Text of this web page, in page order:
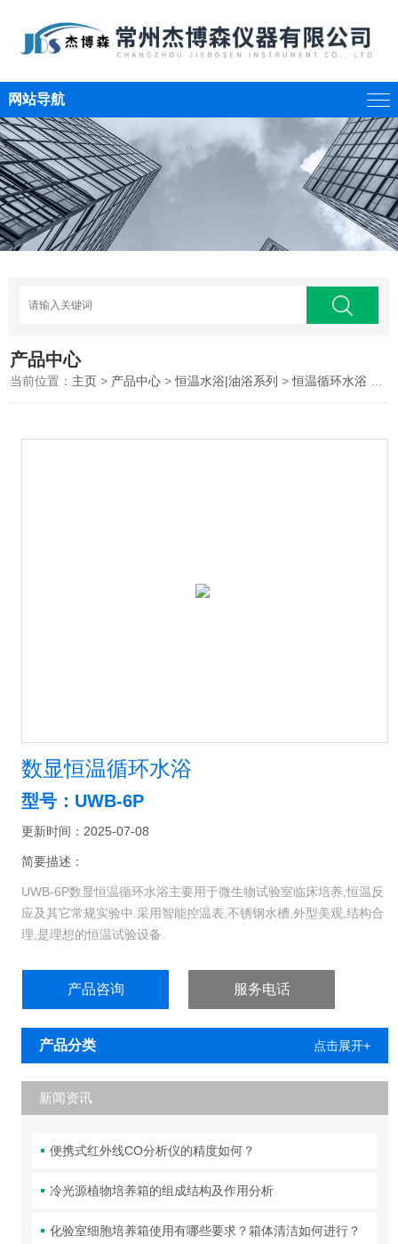
网站导航
产品中心
当前位置： 主页 > 产品中心 >恒温水浴|油浴系列 >恒温循环水浴
数显恒温循环水浴
型号：UWB-6P
更新时间：2025-07-08
简要描述：
UWB-6P数显恒温循环水浴主要用于微生物试验室临床培养,恒温反
应及其它常规实验中.采用智能控温表,不锈钢水槽,外型美观,结构合
理,是理想的恒温试验设备.
产品咨询 服务电话
产品分类 点击展开+
新闻资讯
便携式红外线CO分析仪的精度如何？
冷光源植物培养箱的组成结构及作用分析
化验室细胞培养箱使用有哪些要求？箱体清洁如何进行？